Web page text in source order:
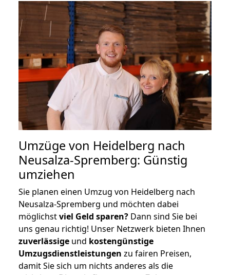
Umzüge von Heidelberg nach
Neusalza-Spremberg: Günstig
umziehen
Sie planen einen Umzug von Heidelberg nach
Neusalza-Spremberg und möchten dabei
möglichstviel Geld sparen? Dann sind Sie bei
uns genau richtig! Unser Netzwerk bieten Ihnen
zuverlässige und kostengünstige
Umzugsdienstleistungen zu fairen Preisen,
damit Sie sich um nichts anderes als die